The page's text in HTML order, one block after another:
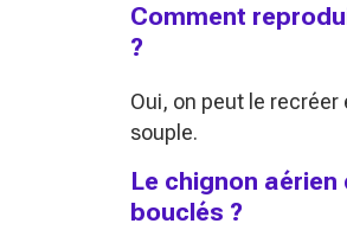
Comment
?
Oui, on peut le
souple.
Le chignon
bouclés ?